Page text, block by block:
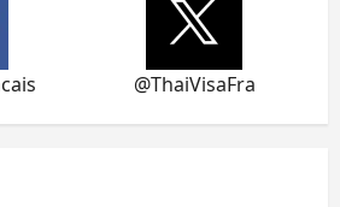
@ThaiVisaFra